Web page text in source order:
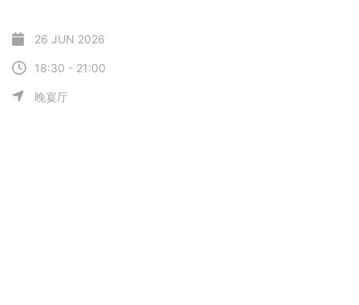
26 JUN 2026
18:30 - 21:00
晚宴厅